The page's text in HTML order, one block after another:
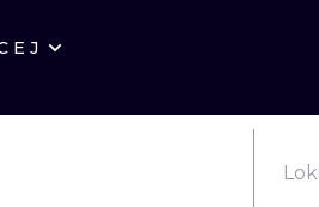
STYLE
KALIGRAFIA